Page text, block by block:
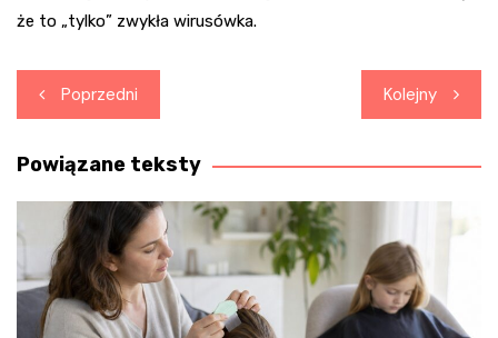
że to „tylko” zwykła wirusówka.
Nawigacja
wpisu
Poprzedni Kolejny
Powiązane teksty